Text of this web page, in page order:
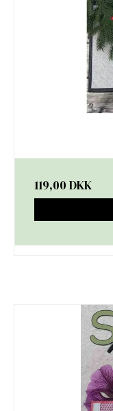
119,00 DKK